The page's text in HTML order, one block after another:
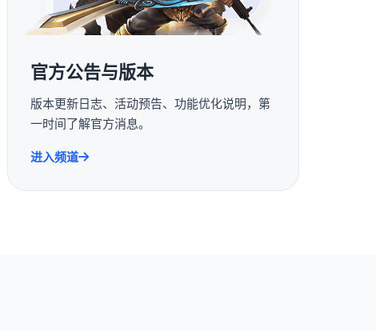
官方公告与版本
版本更新日志、活动预告、功能优化说明，第
一时间了解官方消息。
进入频道